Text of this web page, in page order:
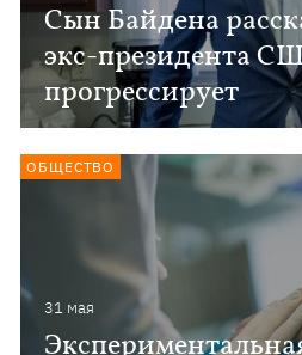
Сын Байдена
экс-президента
прогрессирует
31 мая
ОБЩЕСТВО